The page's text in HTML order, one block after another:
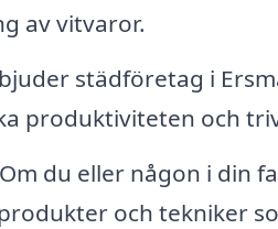
av vitvaror.
städföretag i
produktiviteten och
Om du eller någon i din
och tekniker